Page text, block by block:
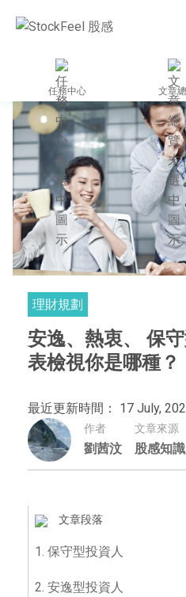
任務中心 文章
理財規劃
安逸、熱衷、 保
表檢視你是哪種？
最近更新時間： 17 July,
作者
劉茜汶
文章來源
股感知
文章段落
1. 保守型投資人
2. 安逸型投資人